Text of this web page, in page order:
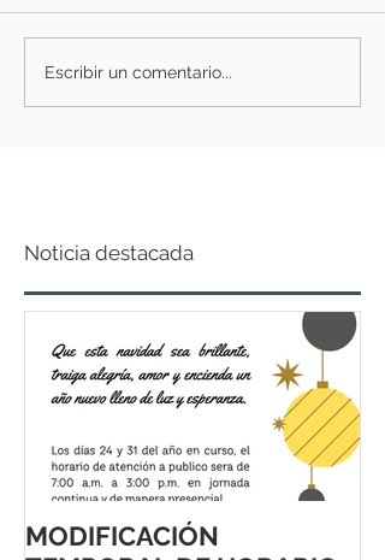
Escribir un comentario...
Noticia destacada
MODIFICACIÓN